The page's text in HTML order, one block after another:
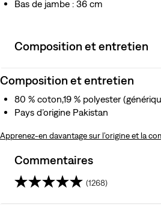
Bas de jambe : 36 cm
Composition et entretien
Composition et entretien
80 % coton,19 % polyester
Pays d’origine Pakistan
Apprenez-en davantage sur l’origine et la
Commentaires
(1268)